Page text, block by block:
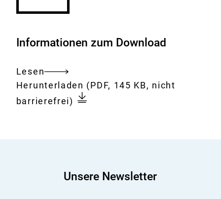
Informationen zum Download
Lesen
Gesamtes
Dokument
Download:
Herunterladen Gibt
es
durch
(PDF, 145 KB, nicht
barrierefrei)
Unsere Newsletter